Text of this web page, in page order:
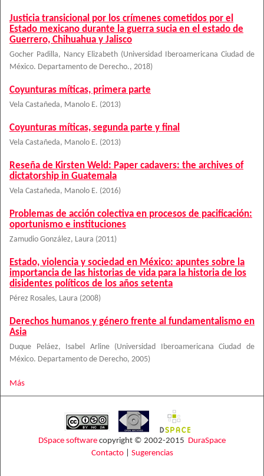
Justicia transicional por los crímenes cometidos por el
Estado mexicano durante la guerra sucia en el estado de
Guerrero, Chihuahua y Jalisco
Gocher Padilla, Nancy Elizabeth (Universidad Iberoamericana Ciudad de
México. Departamento de Derecho., 2018)
Coyunturas míticas, primera parte
Vela Castañeda, Manolo E. (2013)
Coyunturas míticas, segunda parte y final
Vela Castañeda, Manolo E. (2013)
Reseña de Kirsten Weld: Paper cadavers: the archives of
dictatorship in Guatemala
Vela Castañeda, Manolo E. (2016)
Problemas de acción colectiva en procesos de pacificación:
oportunismo e instituciones
Zamudio González, Laura (2011)
Estado, violencia y sociedad en México: apuntes sobre la
importancia de las historias de vida para la historia de los
disidentes políticos de los años setenta
Pérez Rosales, Laura (2008)
Derechos humanos y género frente al fundamentalismo en
Asia
Duque Peláez, Isabel Arline (Universidad Iberoamericana Ciudad de
México. Departamento de Derecho, 2005)
Más
DSpace software copyright © 2002-2015 DuraSpace
Contacto| Sugerencias